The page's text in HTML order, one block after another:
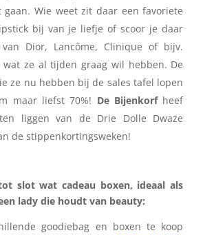
gaan. Wie weet zit daar een favoriete
bij van je liefje of scoor je daar
Dior, Lancôme, Clinique of bijv.
wat ze al tijden graag wil hebben. De
ze nu hebben bij de sales tafel lopen
maar liefst 70%! De Bijenkorfheef
liggen van de Drie Dolle Dwaze
de stippenkortingsweken!
slot wat cadeau boxen, ideaal als
lady die houdt van beauty:
goodiebag en boxen te koop